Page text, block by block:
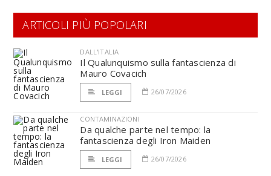
ARTICOLI PIÙ POPOLARI
DALL'ITALIA
Il Qualunquismo sulla fantascienza di
Mauro Covacich
LEGGI 26/07/2026
CONTAMINAZIONI
Da qualche parte nel tempo: la
fantascienza degli Iron Maiden
LEGGI 26/07/2026